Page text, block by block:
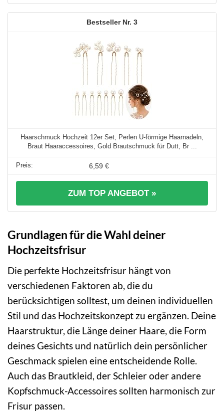
3
Haarschmuck Hochzeit 12er Set, Perlen U-förmige Haarnadeln,
Braut Haaraccessoires, Gold Brautschmuck für Dutt, Br ...
6,59 €
ZUM TOP ANGEBOT »
Grundlagen für die Wahl deiner
Hochzeitsfrisur
Die perfekte Hochzeitsfrisur hängt von
verschiedenen Faktoren ab, die du
berücksichtigen solltest, um deinen individuellen
Stil und das Hochzeitskonzept zu ergänzen. Deine
Haarstruktur, die Länge deiner Haare, die Form
deines Gesichts und natürlich dein persönlicher
Geschmack spielen eine entscheidende Rolle.
Auch das Brautkleid, der Schleier oder andere
Kopfschmuck-Accessoires sollten harmonisch zur
Frisur passen.